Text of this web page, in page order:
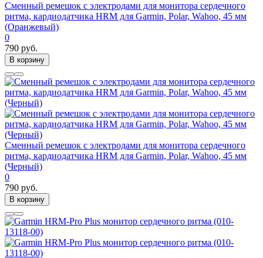
Сменный ремешок с электродами для монитора сердечного
ритма, кардиодатчика HRM для Garmin, Polar, Wahoo, 45 мм
(Оранжевый)
0
790 руб.
В корзину
Сменный ремешок с электродами для монитора сердечного
ритма, кардиодатчика HRM для Garmin, Polar, Wahoo, 45 мм
(Черный)
0
790 руб.
В корзину